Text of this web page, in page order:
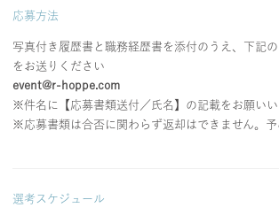
応募方法
写真付き履歴書と職務経歴書を添付のうえ、下記
をお送りください
event@r-hoppe.com
※件名に【応募書類送付／氏名】の記載をお願い
※応募書類は合否に関わらず返却はできません。
選考スケジュール